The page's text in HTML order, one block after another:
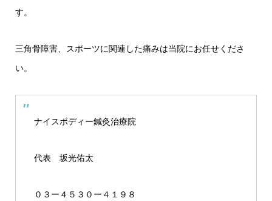
す。
三角骨障害、スポーツに関連した痛みは当院にお任せくださ
い。
ナイスボディー鍼灸治療院
代表 坂光佑太
０３ー４５３０ー４１９８